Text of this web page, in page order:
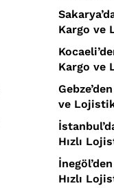
Kargo ve
Kargo ve
ve
Hızlı
Hızlı